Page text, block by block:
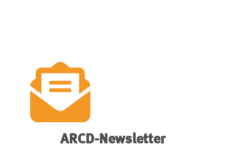
ARCD-Newsletter